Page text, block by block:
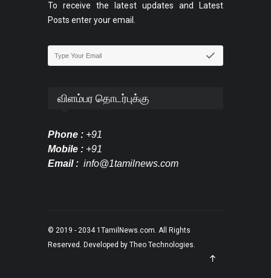
To receive the latest updates and Latest
Posts enter your email.
விளம்பர தொடர்புக்கு
Phone : +91
Mobile : +91
Email : info@1tamilnews.com
© 2019 - 2034 1TamilNews.com. All Rights
Reserved. Developed by Theo Technologies.